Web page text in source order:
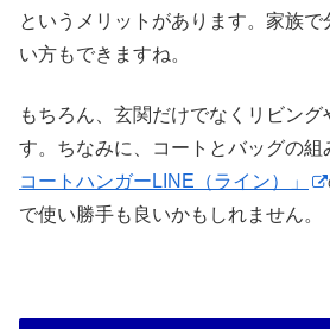
というメリットがあります。家族
い方もできますね。
もちろん、玄関だけでなくリビング
す。ちなみに、コートとバッグの組
コートハンガーLINE（ライン）」
で使い勝手も良いかもしれません。